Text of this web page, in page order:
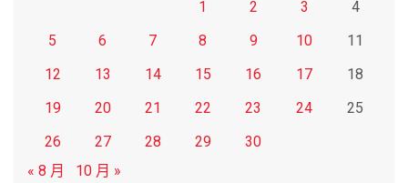
1
2 3
4
5
6 7 8 9 10
11
12
13 14 15 16 17
18
19
20 21 22 23 24
25
26
27 28 29
30
« 8 月
10 月 »